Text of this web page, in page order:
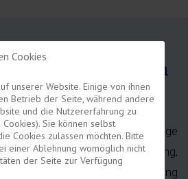
in
und wettbewerbsfähige
bei der Auflage, Verwaltung,
Beendigung und Abwicklung
Cookies
unserer Website. Einige von ihnen
Betrieb der Seite, während andere
und die Nutzererfahrung zu
Sie können selbst
Cookies zulassen möchten. Bitte
einer Ablehnung womöglich nicht
der Seite zur Verfügung